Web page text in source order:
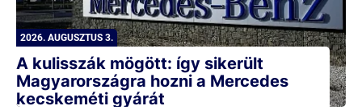
2026. AUGUSZTUS 3.
A kulisszák mögött: így sikerült
Magyarországra hozni a Mercedes
kecskeméti gyárát